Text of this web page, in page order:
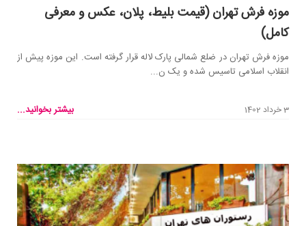
موزه فرش تهران (قیمت بلیط، پلان، عکس و معرفی
کامل)
موزه فرش تهران در ضلع شمالی پارک لاله قرار گرفته است. این موزه پیش از
انقلاب اسلامی تاسیس شده و یک ن...
3 خرداد 1402 بیشتر بخوانید...